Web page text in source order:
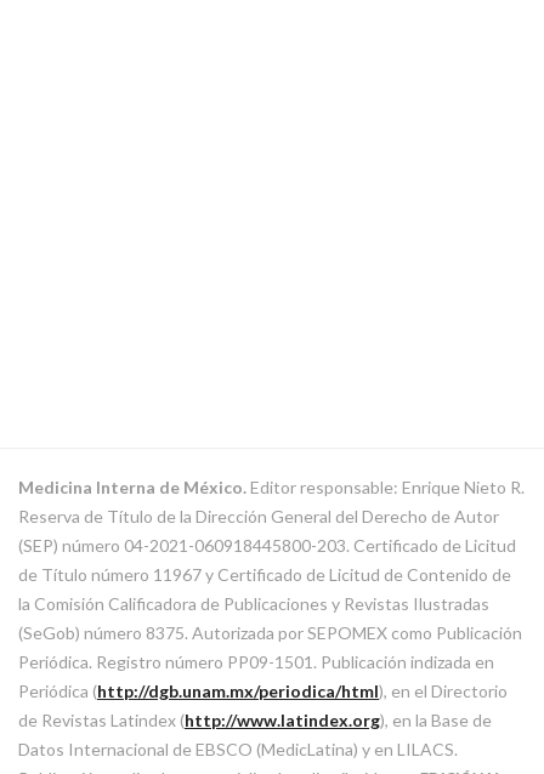
Medicina Interna de México.Editor responsable: Enrique Nieto R.
Reserva de Título de la Dirección General del Derecho de Autor
(SEP) número 04-2021-060918445800-203. Certificado de Licitud
de Título número 11967 y Certificado de Licitud de Contenido de
la Comisión Calificadora de Publicaciones y Revistas Ilustradas
(SeGob) número 8375. Autorizada por SEPOMEX como Publicación
Periódica. Registro número PP09-1501. Publicación indizada en
Periódica (http://dgb.unam.mx/periodica/html), en el Directorio
de Revistas Latindex (http://www.latindex.org), en la Base de
Datos Internacional de EBSCO (MedicLatina) y en LILACS.